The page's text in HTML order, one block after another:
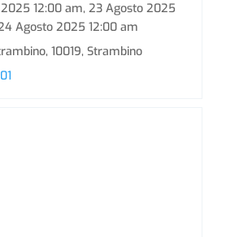
12:00 am, 23 Agosto 2025
Agosto 2025 12:00 am
10019, Strambino